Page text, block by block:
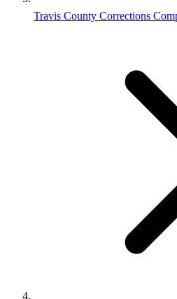
Travis County Corrections